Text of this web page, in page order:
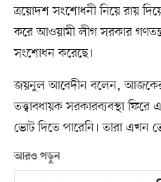
ত্রয়োদশ সংশোধনী নিয়ে রায়
করে আওয়ামী লীগ সরকার
সংশোধন করেছে।
জয়নুল আবেদীন বলেন,
তত্ত্বাবধায়ক সরকারব্যবস্থা
ভোট দিতে পারেনি। তারা এখন
আরও পড়ুন